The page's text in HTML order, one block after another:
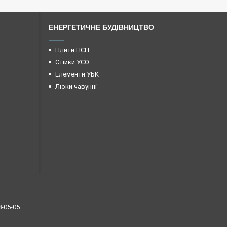
ЕНЕРГЕТИЧНЕ БУДІВНИЦТВО
Плити НСП
Стійки УСО
Елементи УБК
Люки чавунні
05-05